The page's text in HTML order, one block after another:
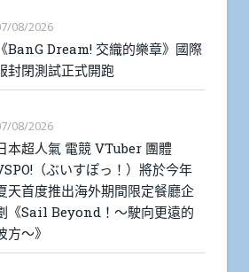
08/2026
《BanG Dream! 交織的樂章》國際
封閉測試正式開跑
08/2026
本超人氣 電競 VTuber 團體
（ぶいすぽっ！）將於今年
天首度推出海外期間限定餐廳企
《Sail Beyond！～駛向更遠的
方～》